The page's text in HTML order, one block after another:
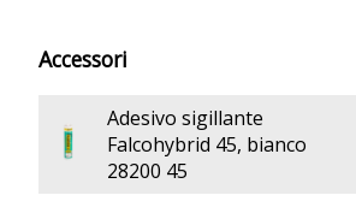
Accessori
Adesivo sigillante
Falcohybrid 45, bianco
28200 45